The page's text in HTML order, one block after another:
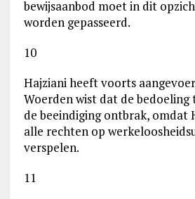
bewijsaanbod moet in dit
worden gepasseerd.
10
Hajziani heeft voorts
Woerden wist dat de
de beeindiging ontbrak, omdat
alle rechten op
verspelen.
11